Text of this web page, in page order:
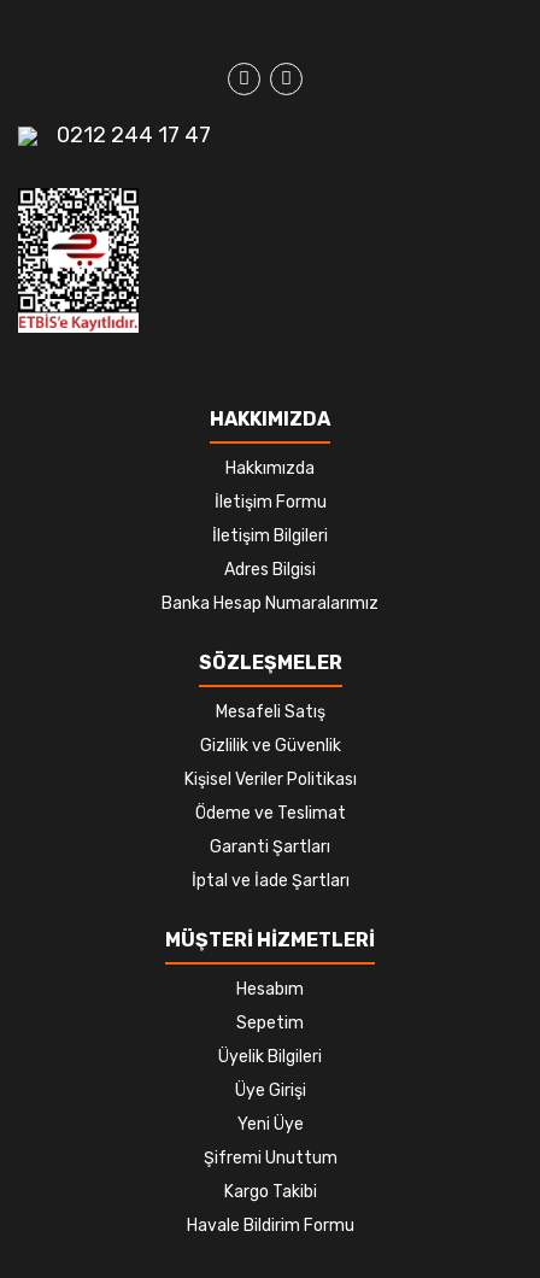
0212 244 17 47
HAKKIMIZDA
Hakkımızda
İletişim Formu
İletişim Bilgileri
Adres Bilgisi
Banka Hesap Numaralarımız
SÖZLEŞMELER
Mesafeli Satış
Gizlilik ve Güvenlik
Kişisel Veriler Politikası
Ödeme ve Teslimat
Garanti Şartları
İptal ve İade Şartları
MÜŞTERİ HİZMETLERİ
Hesabım
Sepetim
Üyelik Bilgileri
Üye Girişi
Yeni Üye
Şifremi Unuttum
Kargo Takibi
Havale Bildirim Formu